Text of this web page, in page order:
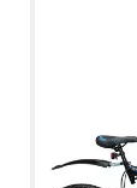
TALSON